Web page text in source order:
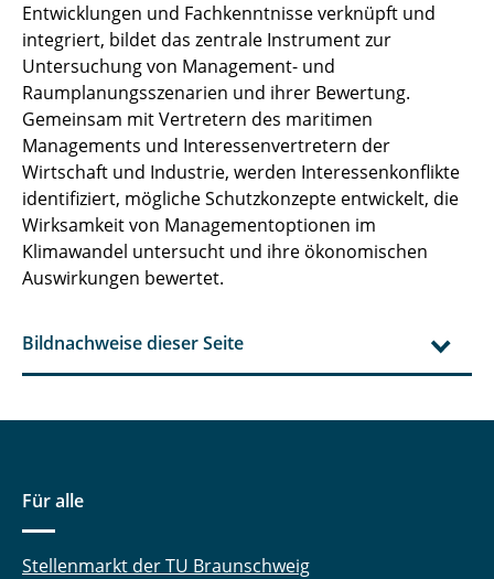
Entwicklungen und Fachkenntnisse verknüpft und
integriert, bildet das zentrale Instrument zur
Untersuchung von Management- und
Raumplanungsszenarien und ihrer Bewertung.
Gemeinsam mit Vertretern des maritimen
Managements und Interessenvertretern der
Wirtschaft und Industrie, werden Interessenkonflikte
identifiziert, mögliche Schutzkonzepte entwickelt, die
Wirksamkeit von Managementoptionen im
Klimawandel untersucht und ihre ökonomischen
Auswirkungen bewertet.
Bildnachweise dieser Seite
Für alle
Stellenmarkt der TU Braunschweig